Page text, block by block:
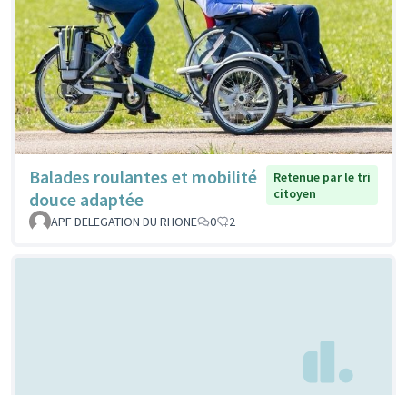
Balades roulantes et mobilité
douce adaptée
Retenue par le tri
citoyen
APF DELEGATION DU RHONE
0 2